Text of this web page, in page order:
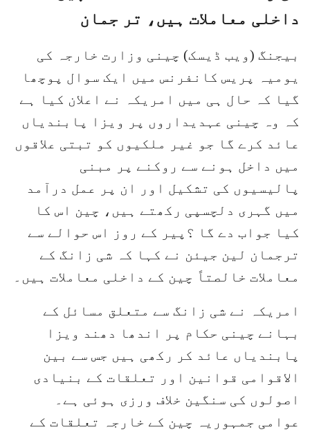
داخلی معاملات ہیں، تر جمان
بیجنگ (ویب ڈیسک) چینی وزارت خارجہ کی
یومیہ پریس کانفرنس میں ایک سوال پوچھا
گیا کہ حال ہی میں امریکہ نے اعلان کیا ہے
کہ وہ چینی عہدیداروں پر ویزا پابندیاں
عائد کرے گا جو غیر ملکیوں کو تبتی علاقوں
میں داخل ہونے سے روکنے پر مبنی
پالیسیوں کی تشکیل اور ان پر عمل درآمد
میں گہری دلچسپی رکھتے ہیں، چین اس کا
کیا جواب دے گا ؟پیر کے روز اس حوالے سے
ترجمان لین جیئن نے کہا کہ شی زانگ کے
معاملات خالصتاً چین کے داخلی معاملات ہیں۔
امریکہ نے شی زانگ سے متعلق مسائل کے
بہانے چینی حکام پر اندھا دھند ویزا
پابندیاں عائد کر رکھی ہیں جس سے بین
الاقوامی قوانین اور تعلقات کے بنیادی
اصولوں کی سنگین خلاف ورزی ہوئی ہے۔
عوامی جمہوریہ چین کے خارجہ تعلقات کے